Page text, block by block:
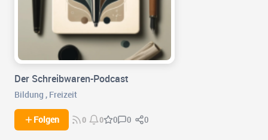
Der Schreibwaren-Podcast
Bildung , Freizeit
Folgen 0 0 0 0 0